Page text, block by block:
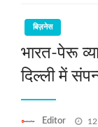
बिज़नेस
भारत-पेरू
दिल्ली में
Editor